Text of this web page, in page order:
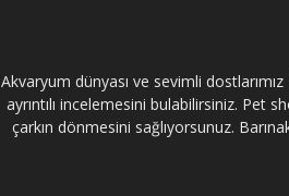
Akvaryum dünyası ve sevimli
ayrıntılı incelemesini bulabilirsiniz. Pet
çarkın dönmesini sağlıyorsunuz.